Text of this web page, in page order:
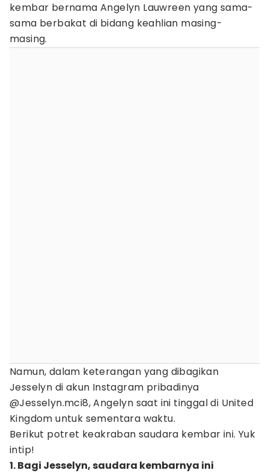
kembar bernama Angelyn Lauwreen yang sama-
sama berbakat di bidang keahlian masing-
masing.
Namun, dalam keterangan yang dibagikan
Jesselyn di akun Instagram pribadinya
@Jesselyn.mci8, Angelyn saat ini tinggal di United
Kingdom untuk sementara waktu.
Berikut potret keakraban saudara kembar ini. Yuk
intip!
1. Bagi Jesselyn, saudara kembarnya ini